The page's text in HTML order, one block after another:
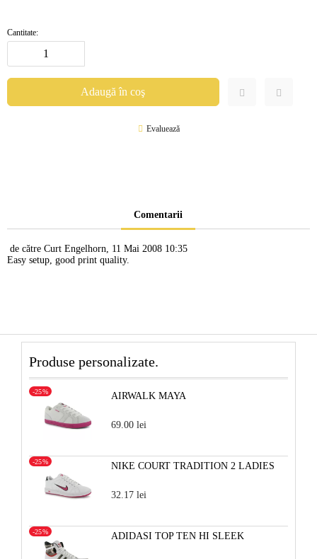
Cantitate:
Evaluează
Comentarii
de către Curt Engelhorn, 11 Mai 2008 10:35
Easy setup, good print quality.
Produse personalizate.
AIRWALK MAYA
-25%
69.00 lei
NIKE COURT TRADITION 2 LADIES
-25%
32.17 lei
ADIDASI TOP TEN HI SLEEK
-25%